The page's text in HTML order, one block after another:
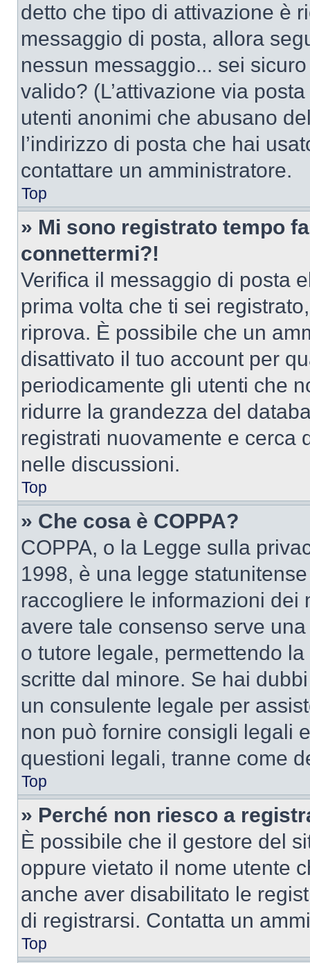
detto che tipo di attivazione è
messaggio di posta, allora
nessun messaggio... sei
valido? (L’attivazione via
utenti anonimi che abusano
l’indirizzo di posta che hai
contattare un amministratore.
Top
» Mi sono registrato tempo
connettermi?!
Verifica il messaggio di posta
prima volta che ti sei
riprova. È possibile che un
disattivato il tuo account per
periodicamente gli utenti che
ridurre la grandezza del
registrati nuovamente e cerca
nelle discussioni.
Top
» Che cosa è COPPA?
COPPA, o la Legge sulla
1998, è una legge
raccogliere le informazioni dei
avere tale consenso serve
o tutore legale, permettendo
scritte dal minore. Se hai
un consulente legale per
non può fornire consigli legali
questioni legali, tranne come
Top
» Perché non riesco a
È possibile che il gestore del
oppure vietato il nome utente
anche aver disabilitato le
di registrarsi. Contatta un
Top